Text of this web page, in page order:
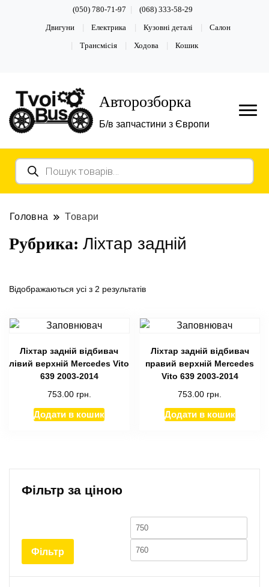
(050) 780-71-97 (068) 333-58-29
Двигуни Електрика Кузовні деталі Салон
Трансмісія Ходова Кошик
Авторозборка
Б/в запчастини з Європи
Пошук
товарів
Головна Товари
Рубрика: Ліхтар задній
Відображаються усі з 2 результатів
Ліхтар задній відбивач
лівий верхній Mercedes Vito
639 2003-2014
753.00 грн.
Додати в кошик
Ліхтар задній відбивач
правий верхній Mercedes
Vito 639 2003-2014
753.00 грн.
Додати в кошик
Фільтр за ціною
Мінімальна
ціна
Фільтр